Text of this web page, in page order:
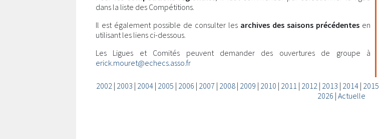
dans la liste des Compétitions.
Il est également possible de consulter les archives des saisons précédentes en
utilisant les liens ci-dessous.
Les Ligues et Comités peuvent demander des ouvertures de groupe à
erick.mouret@echecs.asso.fr
2002| 2003 | 2004| 2005 | 2006 | 2007 | 2008| 2009 | 2010 | 2011 | 2012| 2013 | 2014| 2015
2026 | Actuelle